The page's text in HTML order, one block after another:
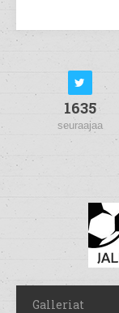
1635
seuraajaa
Galleriat